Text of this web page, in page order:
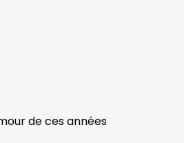
de ces années